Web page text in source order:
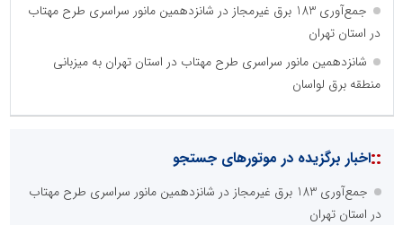
جمع‌آوری 183 برق غیرمجاز در شانزدهمین مانور سراسری طرح مهتاب
در استان تهران
شانزدهمین مانور سراسری طرح مهتاب در استان تهران به میزبانی
منطقه برق لواسان
::اخبار برگزیده در موتورهای جستجو
جمع‌آوری 183 برق غیرمجاز در شانزدهمین مانور سراسری طرح مهتاب
در استان تهران